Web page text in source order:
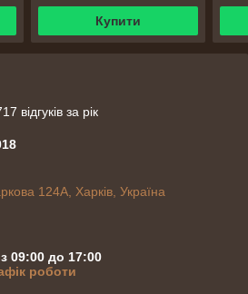
Купити
відгуків за рік
124А, Харків, Україна
09:00 до 17:00
роботи